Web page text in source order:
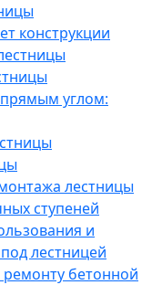
конструкции
углом:
лестницы
ступеней
и
лестницей
бетонной